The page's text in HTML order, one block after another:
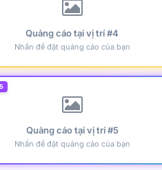
Quảng cáo tại vị trí #4
Nhấn để đặt quảng cáo của bạn
Quảng cáo tại vị trí #5
Nhấn để đặt quảng cáo của bạn